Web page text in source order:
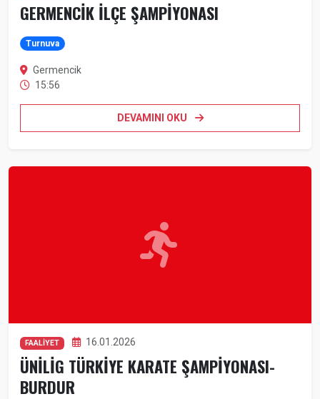
GERMENCİK İLÇE ŞAMPİYONASI
Turnuva
Germencik
15:56
DEVAMINI OKU
FAALİYET 16.01.2026
ÜNİLİG TÜRKİYE KARATE ŞAMPİYONASI-
BURDUR